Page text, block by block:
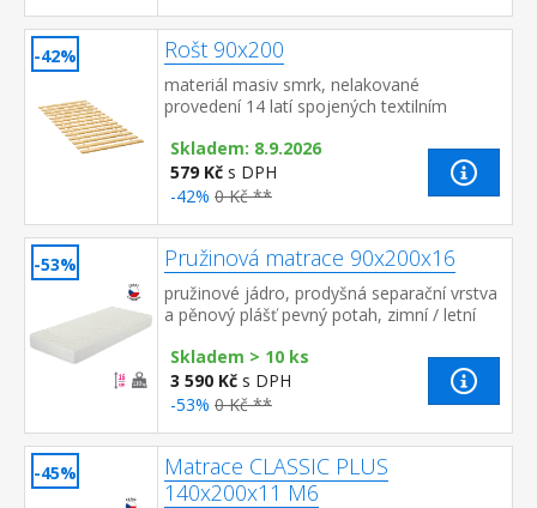
-42% Rošt 90x200
materiál masiv smrk, nelakované
provedení 14 latí spojených textilním
Skladem: 8.9.2026
579 Kč s DPH
-42% 0 Kč **
-53% Pružinová matrace 90x200x16
pružinové jádro, prodyšná separační vrstva
a pěnový plášť pevný potah, zimní / letní
Skladem > 10 ks
3 590 Kč s DPH
-53% 0 Kč **
-45%
Matrace CLASSIC PLUS
140x200x11 M6